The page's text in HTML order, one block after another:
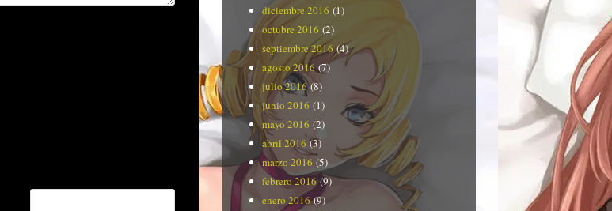
diciembre 2016 (1)
octubre 2016 (2)
septiembre 2016(4)
agosto 2016(7)
julio 2016(8)
junio 2016 (1)
mayo 2016 (2)
abril 2016 (3)
marzo 2016 (5)
febrero 2016(9)
enero 2016(9)